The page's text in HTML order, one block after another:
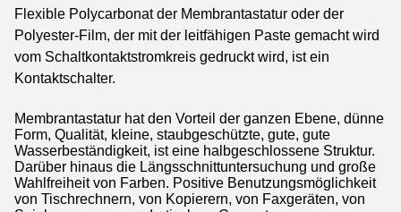
Flexible Polycarbonat der Membrantastatur oder der
Polyester-Film, der mit der leitfähigen Paste gemacht wird
vom Schaltkontaktstromkreis gedruckt wird, ist ein
Kontaktschalter.
Membrantastatur hat den Vorteil der ganzen Ebene, dünne
Form, Qualität, kleine, staubgeschützte, gute, gute
Wasserbeständigkeit, ist eine halbgeschlossene Struktur.
Darüber hinaus die Längsschnittuntersuchung und große
Wahlfreiheit von Farben. Positive Benutzungsmöglichkeit
von Tischrechnern, von Kopierern, von Faxgeräten, von